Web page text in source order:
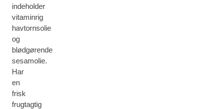
indeholder
vitaminrig
havtornsolie
og
blødgørende
sesamolie.
Har
en
frisk
frugtagtig